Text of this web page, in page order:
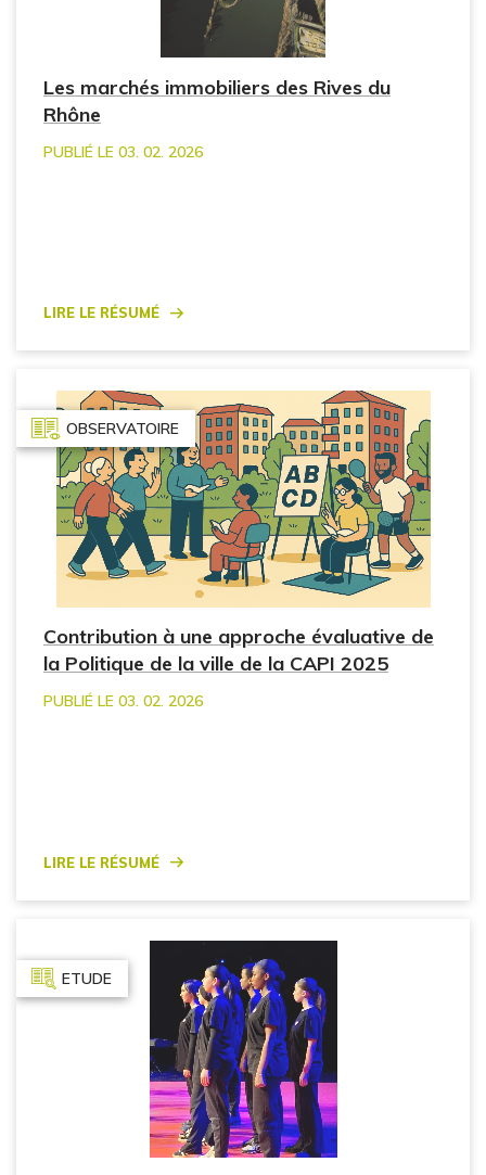
Les marchés immobiliers des Rives du
Rhône
PUBLIÉ LE 03. 02. 2026
Lire le résumé
OBSERVATOIRE
Contribution à une approche évaluative de
la Politique de la ville de la CAPI 2025
PUBLIÉ LE 03. 02. 2026
Lire le résumé
ETUDE